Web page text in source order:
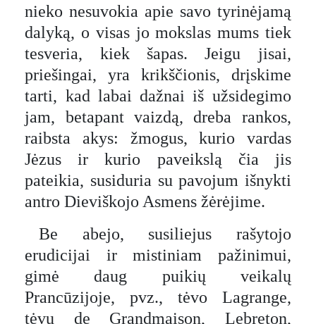
nieko nesuvokia apie savo tyrinėjamą
dalyką, o visas jo mokslas mums tiek
tesveria, kiek šapas. Jeigu jisai,
priešingai, yra krikščionis, drįskime
tarti, kad labai dažnai iš užsidegimo
jam, betapant vaizdą, dreba rankos,
raibsta akys: žmogus, kurio vardas
Jėzus ir kurio paveikslą čia jis
pateikia, susiduria su pavojum išnykti
antro Dieviškojo Asmens žėrėjime.
Be abejo, susiliejus rašytojo
erudicijai ir mistiniam pažinimui,
gimė daug puikių veikalų
Prancūzijoje, pvz., tėvo Lagrange,
tėvų de Grandmaison, Lebreton,